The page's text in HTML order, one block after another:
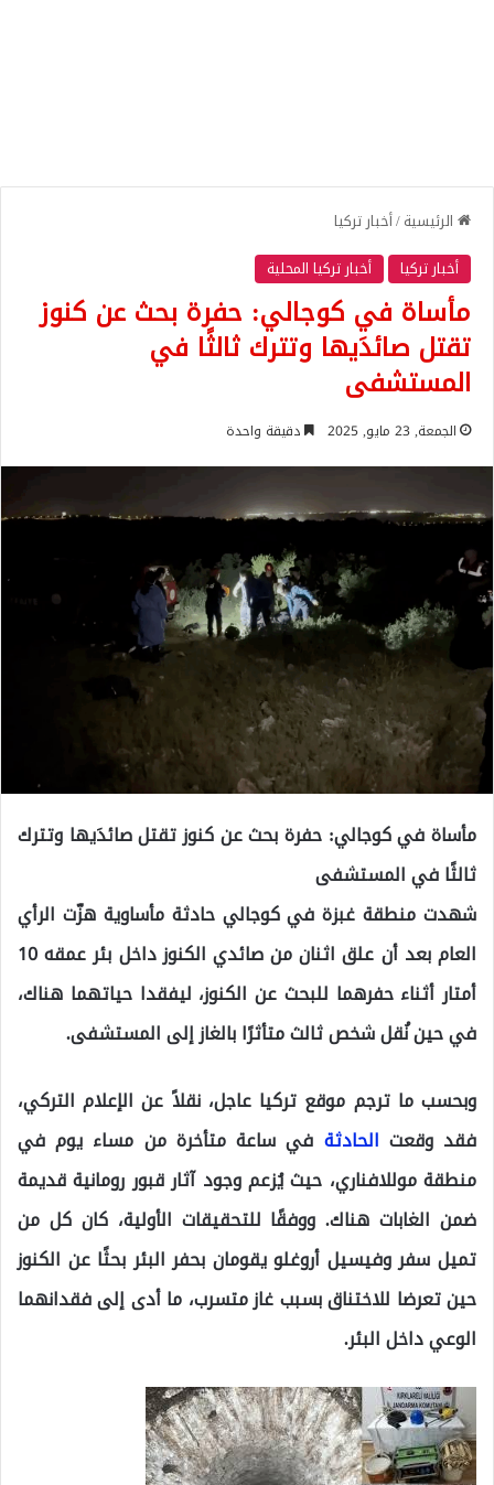
الرئيسية/أخبار تركيا
أخبار تركيا
أخبار تركيا المحلية
مأساة في كوجالي: حفرة بحث عن كنوز
تقتل صائدَيها وتترك ثالثًا في
المستشفى
الجمعة, 23 مايو, 2025 دقيقة واحدة
مأساة في كوجالي: حفرة بحث عن كنوز تقتل صائدَيها وتترك
ثالثًا في المستشفى
شهدت منطقة غبزة في كوجالي حادثة مأساوية هزّت الرأي
العام بعد أن علق اثنان من صائدي الكنوز داخل بئر عمقه 10
أمتار أثناء حفرهما للبحث عن الكنوز، ليفقدا حياتهما هناك،
في حين نُقل شخص ثالث متأثرًا بالغاز إلى المستشفى.
وبحسب ما ترجم موقع تركيا عاجل، نقلاً عن الإعلام التركي،
فقد وقعت الحادثة في ساعة متأخرة من مساء يوم في
منطقة موللافناري، حيث يُزعم وجود آثار قبور رومانية قديمة
ضمن الغابات هناك. ووفقًا للتحقيقات الأولية، كان كل من
تميل سفر وفيسيل أروغلو يقومان بحفر البئر بحثًا عن الكنوز
حين تعرضا للاختناق بسبب غاز متسرب، ما أدى إلى فقدانهما
الوعي داخل البئر.